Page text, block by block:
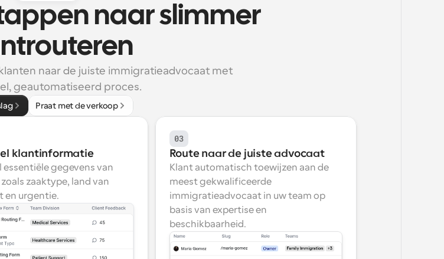
naar slimmer
naar de juiste immigratieadvocaat met
geautomatiseerd proces.
Praat met de verkoop
klantinformatie
essentiële gegevens van
zaaktype, land van
en urgentie.
03
Route naar de juiste advocaat
Klant automatisch toewijzen aan de
meest gekwalificeerde
immigratieadvocaat in uw team op
basis van expertise en
beschikbaarheid.